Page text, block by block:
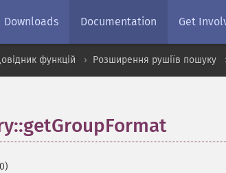
Downloads Documentation Get
функцій Розширення рушіїв пошуку